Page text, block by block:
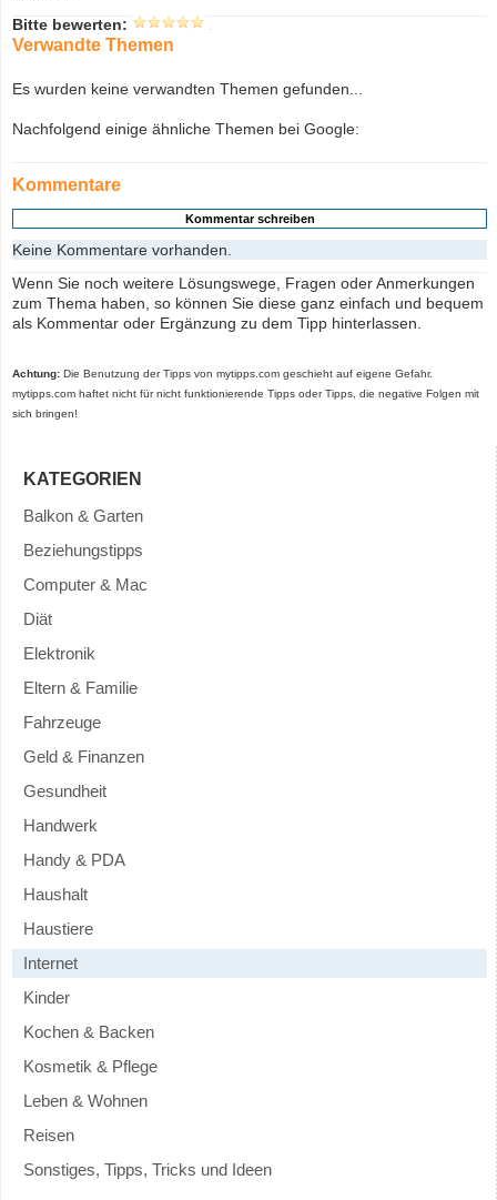
Bitte bewerten:
Verwandte Themen
Es wurden keine verwandten Themen gefunden...
Nachfolgend einige ähnliche Themen bei Google:
Kommentare
Keine Kommentare vorhanden.
Wenn Sie noch weitere Lösungswege, Fragen oder Anmerkungen
zum Thema haben, so können Sie diese ganz einfach und bequem
als Kommentar oder Ergänzung zu dem Tipp hinterlassen.
Achtung: Die Benutzung der Tipps von mytipps.com geschieht auf eigene Gefahr.
mytipps.com haftet nicht für nicht funktionierende Tipps oder Tipps, die negative Folgen mit
sich bringen!
KATEGORIEN
Balkon & Garten
Beziehungstipps
Computer & Mac
Diät
Elektronik
Eltern & Familie
Fahrzeuge
Geld & Finanzen
Gesundheit
Handwerk
Handy & PDA
Haushalt
Haustiere
Internet
Kinder
Kochen & Backen
Kosmetik & Pflege
Leben & Wohnen
Reisen
Sonstiges, Tipps, Tricks und Ideen